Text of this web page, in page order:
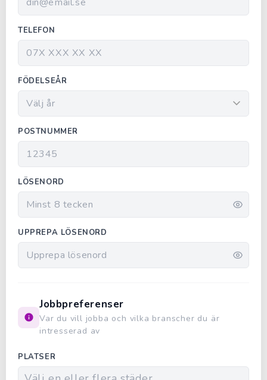
TELEFON
FÖDELSEÅR
POSTNUMMER
LÖSENORD
UPPREPA LÖSENORD
Jobbpreferenser
Var du vill jobba och vilka branscher du är
intresserad av
PLATSER